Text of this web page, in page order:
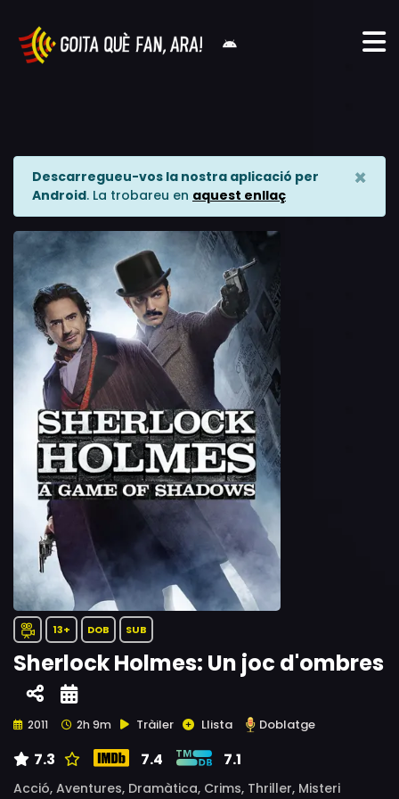
Descarregueu-vos la nostra aplicació per
Android. La trobareu en aquest enllaç
×
13+ DOB SUB
Sherlock Holmes: Un joc d'ombres
2011 2h 9m Tràiler Llista Doblatge
7.3 7.4 7.1
Acció, Aventures, Dramàtica, Crims, Thriller, Misteri